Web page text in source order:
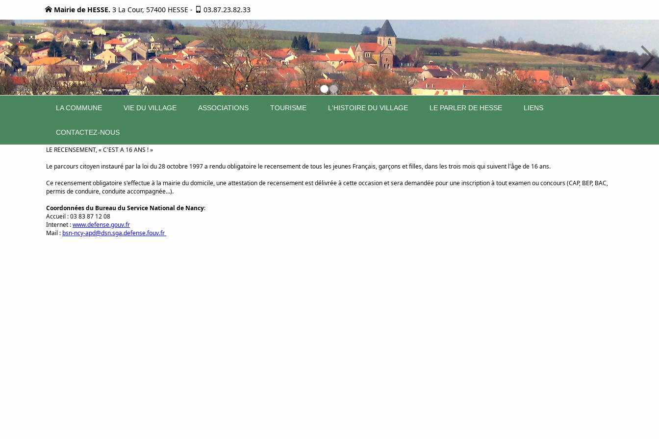
Mairie de HESSE. 3 La Cour, 57400 HESSE - 03.87.23.82.33
LA COMMUNE VIE DU VILLAGE ASSOCIATIONS TOURISME L'HISTOIRE DU VILLAGE LE PARLER DE HESSE LIENS
CONTACTEZ-NOUS
LE RECENSEMENT, « C'EST A 16 ANS ! »
Le parcours citoyen instauré par la loi du 28 octobre 1997 a rendu obligatoire le recensement de tous les jeunes Français, garçons et filles, dans les trois mois qui suivent l'âge de 16 ans.
Ce recensement obligatoire s'effectue à la mairie du domicile, une attestation de recensement est délivrée à cette occasion et sera demandée pour une inscription à tout examen ou concours (CAP, BEP, BAC,
permis de conduire, conduite accompagnée…).
Coordonnées du Bureau du Service National de Nancy:
Accueil : 03 83 87 12 08
Internet :www.defense.gouv.fr
Mail : bsn-ncy-apd@dsn.sga.defense.fouv.fr